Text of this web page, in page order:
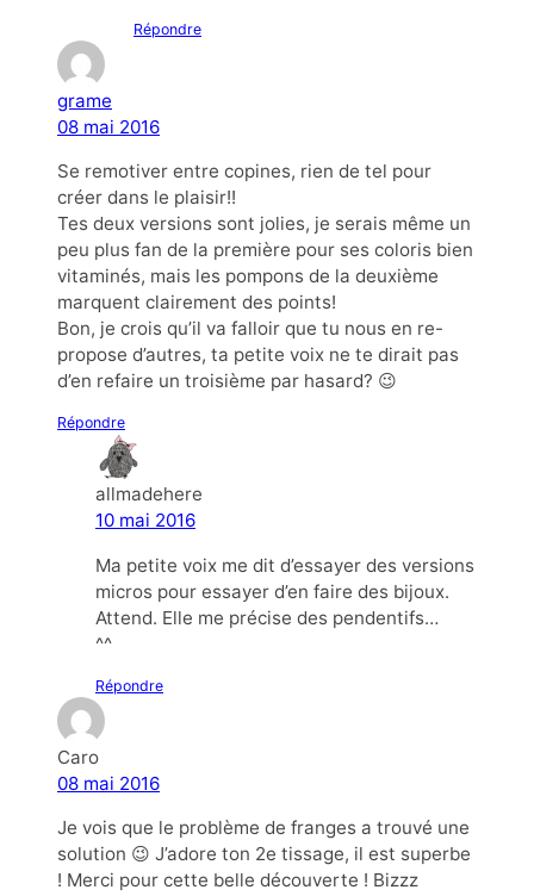
Répondre
grame
08 mai 2016
Se remotiver entre copines, rien de tel pour
créer dans le plaisir!!
Tes deux versions sont jolies, je serais même un
peu plus fan de la première pour ses coloris bien
vitaminés, mais les pompons de la deuxième
marquent clairement des points!
Bon, je crois qu’il va falloir que tu nous en re-
propose d’autres, ta petite voix ne te dirait pas
d’en refaire un troisième par hasard? 😉
Répondre
allmadehere
10 mai 2016
Ma petite voix me dit d’essayer des versions
micros pour essayer d’en faire des bijoux.
Attend. Elle me précise des pendentifs…
^^
Répondre
Caro
08 mai 2016
Je vois que le problème de franges a trouvé une
solution 😉 J’adore ton 2e tissage, il est superbe
! Merci pour cette belle découverte ! Bizzz